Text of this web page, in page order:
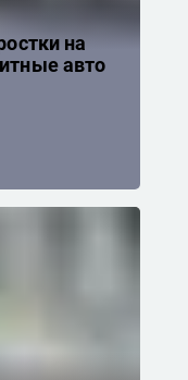
на
авто